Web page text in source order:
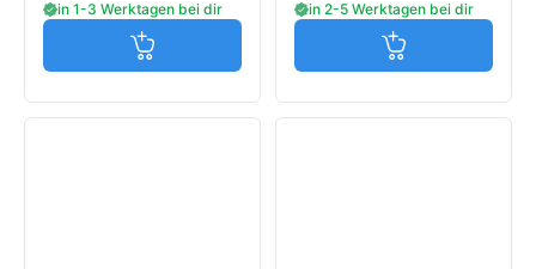
in 1-3 Werktagen bei dir
Jetzt in den Warenkorb
in 2-5 Werktagen bei dir
Jetzt in den